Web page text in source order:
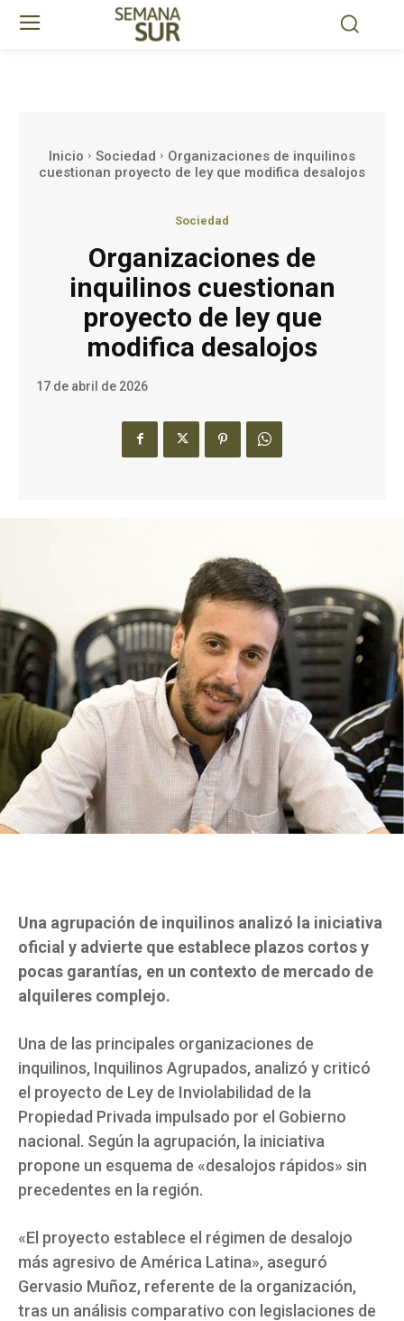
Inicio Sociedad
Organizaciones de inquilinos
cuestionan proyecto de ley que modifica desalojos
Sociedad
Organizaciones de
inquilinos cuestionan
proyecto de ley que
modifica desalojos
17 de abril de 2026
Una agrupación de inquilinos analizó la iniciativa
oficial y advierte que establece plazos cortos y
pocas garantías, en un contexto de mercado de
alquileres complejo.
Una de las principales organizaciones de
inquilinos, Inquilinos Agrupados, analizó y criticó
el proyecto de Ley de Inviolabilidad de la
Propiedad Privada impulsado por el Gobierno
nacional. Según la agrupación, la iniciativa
propone un esquema de «desalojos rápidos» sin
precedentes en la región.
«El proyecto establece el régimen de desalojo
más agresivo de América Latina», aseguró
Gervasio Muñoz, referente de la organización,
tras un análisis comparativo con legislaciones de